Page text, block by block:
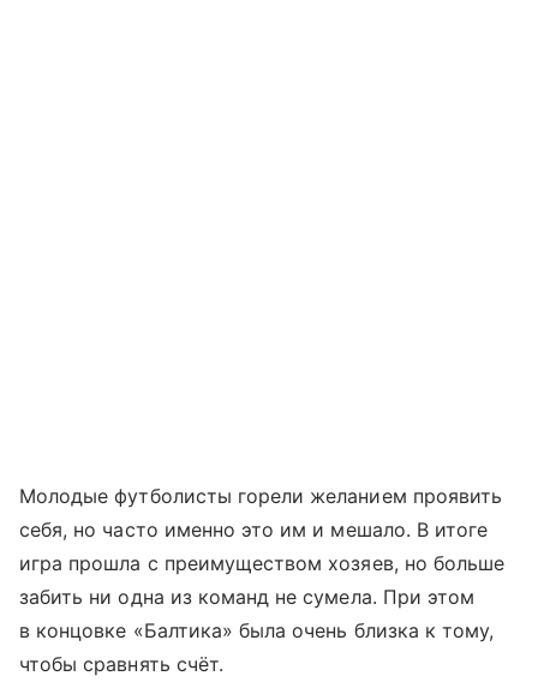
Молодые футболисты горели желанием проявить
себя, но часто именно это им и мешало. В итоге
игра прошла с преимуществом хозяев, но больше
забить ни одна из команд не сумела. При этом
в концовке «Балтика» была очень близка к тому,
чтобы сравнять счёт.